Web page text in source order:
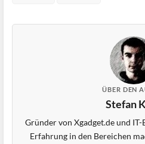
ÜBER DEN
Stefan
Gründer von Xgadget.de und
Erfahrung in den Bereichen